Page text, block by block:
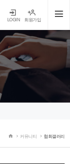
LOGIN 회원가입
커뮤니티 협회갤러리